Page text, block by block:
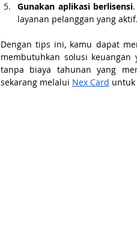
Gunakan aplikasi berlisensi
layanan pelanggan yang aktif.
Dengan tips ini, kamu dapat
membutuhkan solusi
tanpa biaya tahunan yang
sekarang melalui Nex Card untuk